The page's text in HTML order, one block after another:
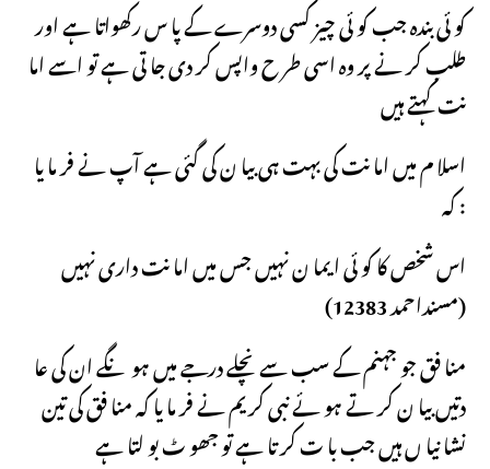
کو ئی بندہ جب کو ئی چیز کسی دوسرے کے پا س رکھواتا ہے اور
طلب کر نے پر وہ اسی طر ح واپس کر دی جا تی ہے تو اسے اما
نت کہتے ہیں
اسلا م میں اما نت کی بہت ہی بیا ن کی گئی ہے آپ نے فر ما یا
کہ :
اس شخص کا کو ئی ایما ن نہیں جس میں اما نت داری نہیں
(مسنداحمد 12383)
منا فق جو جہنم کے سب سے نچلے درجے میں ہو نگے ان کی عا
دتیں بیا ن کر تے ہو ئے نبی کر یم نے فر ما یا کہ منا فق کی تین
نشا نیا ں ہیں جب با ت کر تا ہے تو جھو ٹ بو لتا ہے